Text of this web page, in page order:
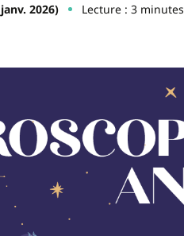
2026) Lecture : 3 minutes